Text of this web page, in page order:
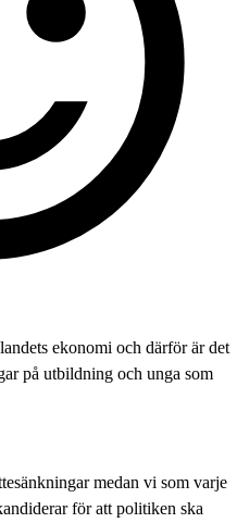
ekonomi och därför är det
på utbildning och unga som
medan vi som varje
för att politiken ska